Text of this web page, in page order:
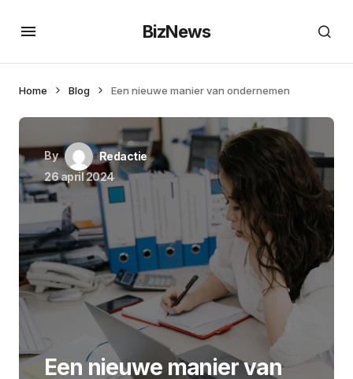
BizNews
Home Blog Een nieuwe manier van ondernemen
By
Redactie
26 april 2024
Een nieuwe manier van